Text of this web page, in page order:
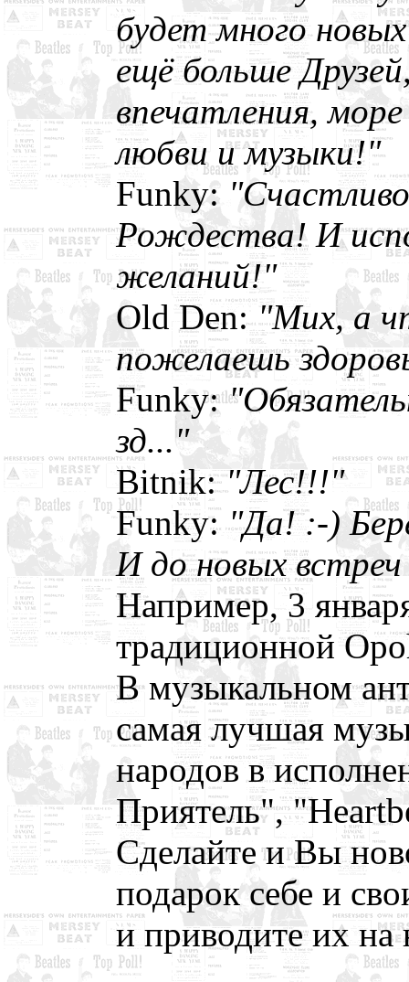
будет много
ещё больше
впечатления,
любви и музыки!"
Funky:
Рождества! И
желаний!"
Old Den:"Мих, а
пожелаешь
Funky:
зд..."
Bitnik:"Лес!!!"
Funky:"Да! :-)
И до новых
Например, 3
традиционной
В музыкальном
самая лучшая
народов в
Приятель",
Сделайте и Вы
подарок себе и
и приводите их